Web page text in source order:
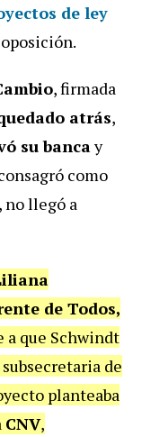
de ley
, firmada
atrás,
su bancay
como
no llegó a
de Todos,
a que Schwindt
de
planteaba
CNV,